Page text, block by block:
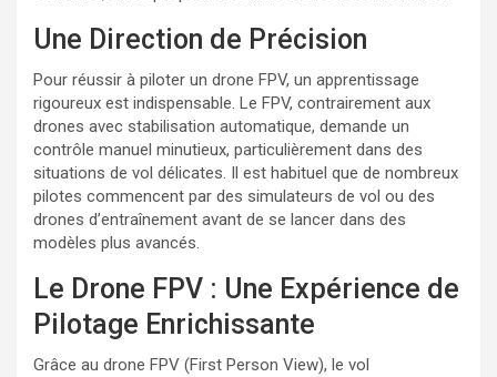
Une Direction de Précision
Pour réussir à piloter un drone FPV, un apprentissage
rigoureux est indispensable. Le FPV, contrairement aux
drones avec stabilisation automatique, demande un
contrôle manuel minutieux, particulièrement dans des
situations de vol délicates. Il est habituel que de nombreux
pilotes commencent par des simulateurs de vol ou des
drones d’entraînement avant de se lancer dans des
modèles plus avancés.
Le Drone FPV : Une Expérience de
Pilotage Enrichissante
Grâce au drone FPV (First Person View), le vol